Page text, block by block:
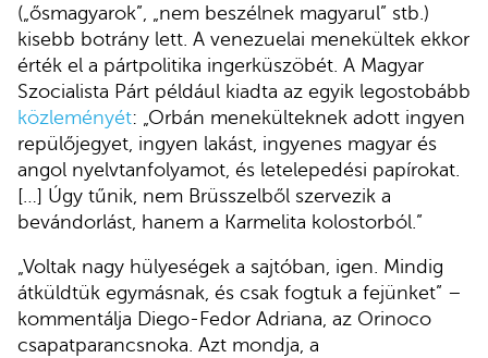
(„ősmagyarok”, „nem beszélnek magyarul” stb.)
kisebb botrány lett. A venezuelai menekültek ekkor
érték el a pártpolitika ingerküszöbét. A Magyar
Szocialista Párt például kiadta az egyik legostobább
közleményét: „Orbán menekülteknek adott ingyen
repülőjegyet, ingyen lakást, ingyenes magyar és
angol nyelvtanfolyamot, és letelepedési papírokat.
[…] Úgy tűnik, nem Brüsszelből szervezik a
bevándorlást, hanem a Karmelita kolostorból.”
„Voltak nagy hülyeségek a sajtóban, igen. Mindig
átküldtük egymásnak, és csak fogtuk a fejünket” –
kommentálja Diego-Fedor Adriana, az Orinoco
csapatparancsnoka. Azt mondja, a